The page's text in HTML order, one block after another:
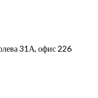
31А, офис 226